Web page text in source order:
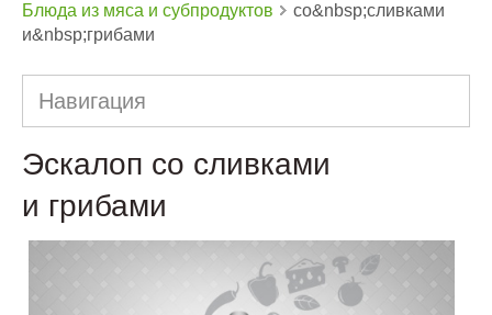
Блюда из мяса и субпродуктов
со&nbsp;сливками
и&nbsp;грибами
Навигация
Эскалоп со сливками
и грибами